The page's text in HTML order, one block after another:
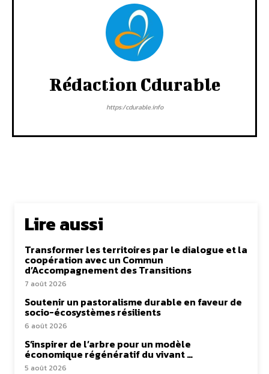
Rédaction Cdurable
https:/cdurable.info
Lire aussi
Transformer les territoires par le dialogue et la
coopération avec un Commun
d’Accompagnement des Transitions
7 août 2026
Soutenir un pastoralisme durable en faveur de
socio-écosystèmes résilients
6 août 2026
S’inspirer de l’arbre pour un modèle
économique régénératif du vivant …
5 août 2026